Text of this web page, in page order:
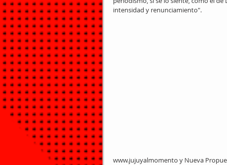
intensidad y renunciamiento".
www.jujuyalmomento y Nueva